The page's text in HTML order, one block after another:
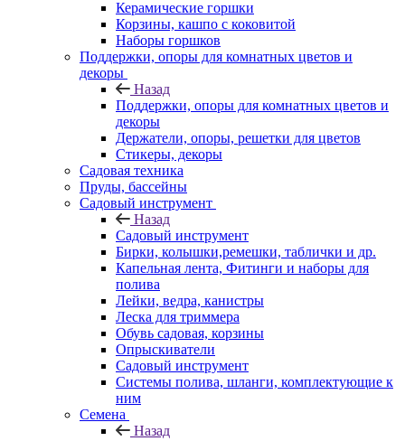
Керамические горшки
Корзины, кашпо с коковитой
Наборы горшков
Поддержки, опоры для комнатных цветов и
декоры
Назад
Поддержки, опоры для комнатных цветов и
декоры
Держатели, опоры, решетки для цветов
Стикеры, декоры
Садовая техника
Пруды, бассейны
Садовый инструмент
Назад
Садовый инструмент
Бирки, колышки,ремешки, таблички и др.
Капельная лента, Фитинги и наборы для
полива
Лейки, ведра, канистры
Леска для триммера
Обувь садовая, корзины
Опрыскиватели
Садовый инструмент
Системы полива, шланги, комплектующие к
ним
Семена
Назад